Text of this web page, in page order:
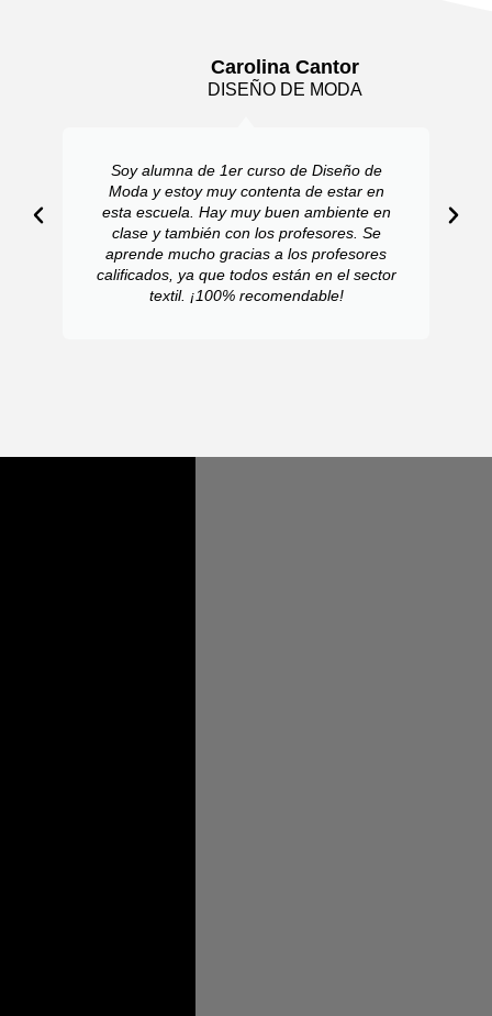
Soy alumna de 1er curso de Diseño de
Moda y estoy muy contenta de estar en
esta escuela. Hay muy buen ambiente en
clase y también con los profesores. Se
aprende mucho gracias a los profesores
calificados, ya que todos están en el sector
textil. ¡100% recomendable!
Carolina Cantor
DISEÑO DE MODA